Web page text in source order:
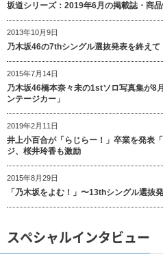
坂道シリーズ：2019年6月の掲載誌・商
2013年10月9日
乃木坂46の7thシングル選抜発表を終えて
2015年7月14日
乃木坂46橋本奈々未の1stソロ写真集が8
ンテージカー」
2019年2月11日
井上小百合が「らじらー！」卒業を発表
ジ、桜井玲香も激励
2015年8月29日
「乃木坂をよむ！」〜13thシングル選抜
スペシャルインタビュー